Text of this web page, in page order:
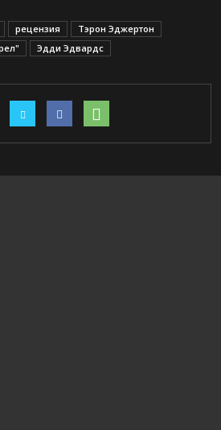
рецензия
Тэрон Эджертон
Эдди Эдвардс